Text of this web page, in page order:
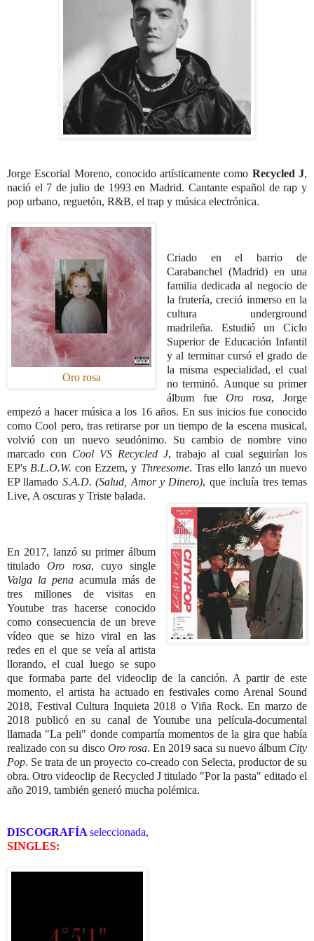
Jorge Escorial Moreno, conocido artísticamente como Recycled J,
nació el 7 de julio de 1993 en Madrid. Cantante español de rap y
pop urbano, reguetón, R&B, el trap y música electrónica.
Oro rosa
Criado en el barrio de
Carabanchel (Madrid) en una
familia dedicada al negocio de
la frutería, creció inmerso en la
cultura underground
madrileña. Estudió un Ciclo
Superior de Educación Infantil
y al terminar cursó el grado de
la misma especialidad, el cual
no terminó. Aunque su primer
álbum fueOro rosa, Jorge
empezó a hacer música a los 16 años. En sus inicios fue conocido
como Cool pero, tras retirarse por un tiempo de la escena musical,
volvió con un nuevo seudónimo. Su cambio de nombre vino
marcado con Cool VS Recycled J, trabajo al cual seguirían los
EP'sB.L.O.W. con Ezzem, y Threesome. Tras ello lanzó un nuevo
EP llamado S.A.D. (Salud, Amor y Dinero), que incluía tres temas
Live, A oscuras y Triste balada.
En 2017, lanzó su primer álbum
tituladoOro rosa, cuyo single
Valga la pena acumula más de
tres millones de visitas en
Youtube tras hacerse conocido
como consecuencia de un breve
vídeo que se hizo viral en las
redes en el que se veía al artista
llorando, el cual luego se supo
que formaba parte del videoclip de la canción. A partir de este
momento, el artista ha actuado en festivales como Arenal Sound
2018, Festival Cultura Inquieta 2018 o Viña Rock. En marzo de
2018 publicó en su canal de Youtube una película-documental
llamada "La peli" donde compartía momentos de la gira que había
realizado con su disco Oro rosa. En 2019 saca su nuevo álbum City
Pop. Se trata de un proyecto co-creado con Selecta, productor de su
obra. Otro videoclip de Recycled J titulado "Por la pasta" editado el
año 2019, también generó mucha polémica.
DISCOGRAFÍAseleccionada,
SINGLES: